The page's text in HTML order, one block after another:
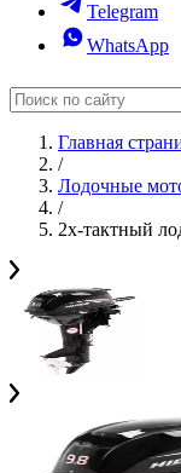
Telegram
WhatsApp
Главная
/
Лодочные
/
2х-тактный